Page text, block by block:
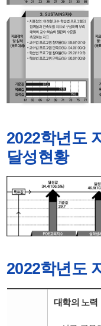
2022학년도
달성현황
2022학년도
대학의 노력